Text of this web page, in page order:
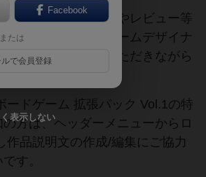
れている作品説明文やレビュー等
ーマ運営事務局・ゲームデザイナ
の皆様にご協力をいただきながら
ードゲーム 拡張パック Vol.1の特
方は、ヘッダーメニューからロ
作品説明文の作成/編集にご協力
す。
Facebook
または
ルで会員登録
表示しない